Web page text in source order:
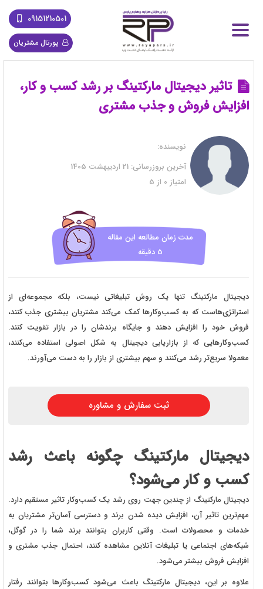
09151210501
پورتال مشتریان
تاثیر دیجیتال مارکتینگ بر رشد کسب و کار،
افزایش فروش و جذب مشتری
نویسنده:
آخرین بروزرسانی:
امتیاز 0 از 5
مدت زمان مطالعه این مقاله
5 دقیقه
دیجیتال مارکتینگ تنها یک روش تبلیغاتی نیست، بلکه مجموعه‌ای از
استراتژی‌هاست که به کسب‌وکارها کمک می‌کند مشتریان بیشتری جذب کنند،
فروش خود را افزایش دهند و جایگاه برندشان را در بازار تقویت کنند.
کسب‌وکارهایی که از بازاریابی دیجیتال به شکل اصولی استفاده می‌کنند،
معمولا سریع‌تر رشد می‌کنند و سهم بیشتری از بازار را به دست می‌آورند.
ثبت سفارش و مشاوره
دیجیتال مارکتینگ چگونه باعث رشد
کسب و کار می‌شود؟
دیجیتال مارکتینگ از چندین جهت روی رشد یک کسب‌وکار تاثیر مستقیم دارد.
مهم‌ترین تاثیر آن، افزایش دیده شدن برند و دسترسی آسان‌تر مشتریان به
خدمات و محصولات است. وقتی کاربران بتوانند برند شما را در گوگل،
شبکه‌های اجتماعی یا تبلیغات آنلاین مشاهده کنند، احتمال جذب مشتری و
افزایش فروش بیشتر می‌شود.
علاوه بر این، دیجیتال مارکتینگ باعث می‌شود کسب‌وکارها بتوانند رفتار